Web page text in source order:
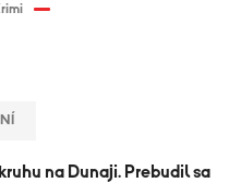
na Dunaji. Prebudil sa